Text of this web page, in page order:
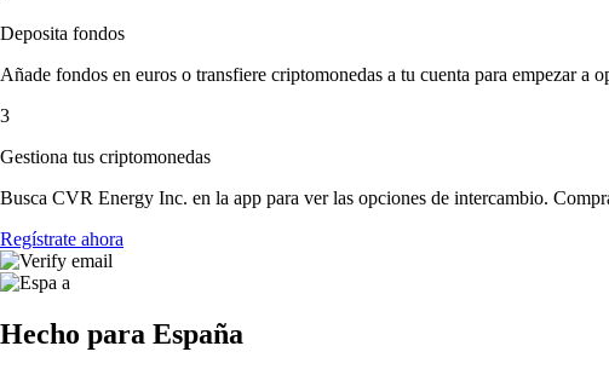
Deposita fondos
Añade fondos en euros o transfiere criptomonedas a tu cuenta para empezar a
3
Gestiona tus criptomonedas
Busca CVR Energy Inc. en la app para ver las opciones de intercambio.
Regístrate ahora
Hecho para España